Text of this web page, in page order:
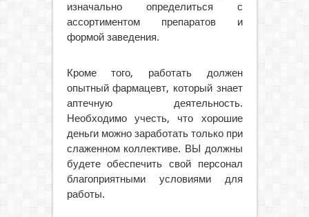
изначально определиться с
ассортиментом препаратов и
формой заведения.
Кроме того, работать должен
опытный фармацевт, который знает
аптечную деятельность.
Необходимо учесть, что хорошие
деньги можно заработать только при
слаженном коллективе. ВЫ должны
будете обеспечить свой персонал
благоприятными условиями для
работы.